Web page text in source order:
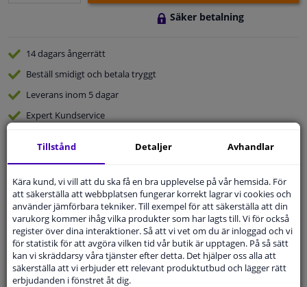
Säker betalning
14 dagarsångerrätt
Beställ smidigt och betala tryggt
Leverans inom 5 dagar
Expert Kundservice
Inte Tillgänglig Via Telefon
Ställ din fråga hos våra produktspecialister.
Frågor Och Svar
Modellmatchande garanti, Hitta rätt bildelar.
Fyll i ditt registreringsnummerellerVälj din bil.
Tillstånd Detaljer Avhandlar
Kära kund, vi vill att du ska få en bra upplevelse på vår hemsida. För
att säkerställa att webbplatsen fungerar korrekt lagrar vi cookies och
använder jämförbara tekniker. Till exempel för att säkerställa att din
varukorg kommer ihåg vilka produkter som har lagts till. Vi för också
register över dina interaktioner. Så att vi vet om du är inloggad och vi
för statistik för att avgöra vilken tid vår butik är upptagen. På så sätt
kan vi skräddarsy våra tjänster efter detta. Det hjälper oss alla att
säkerställa att vi erbjuder ett relevant produktutbud och lägger rätt
erbjudanden i fönstret åt dig.